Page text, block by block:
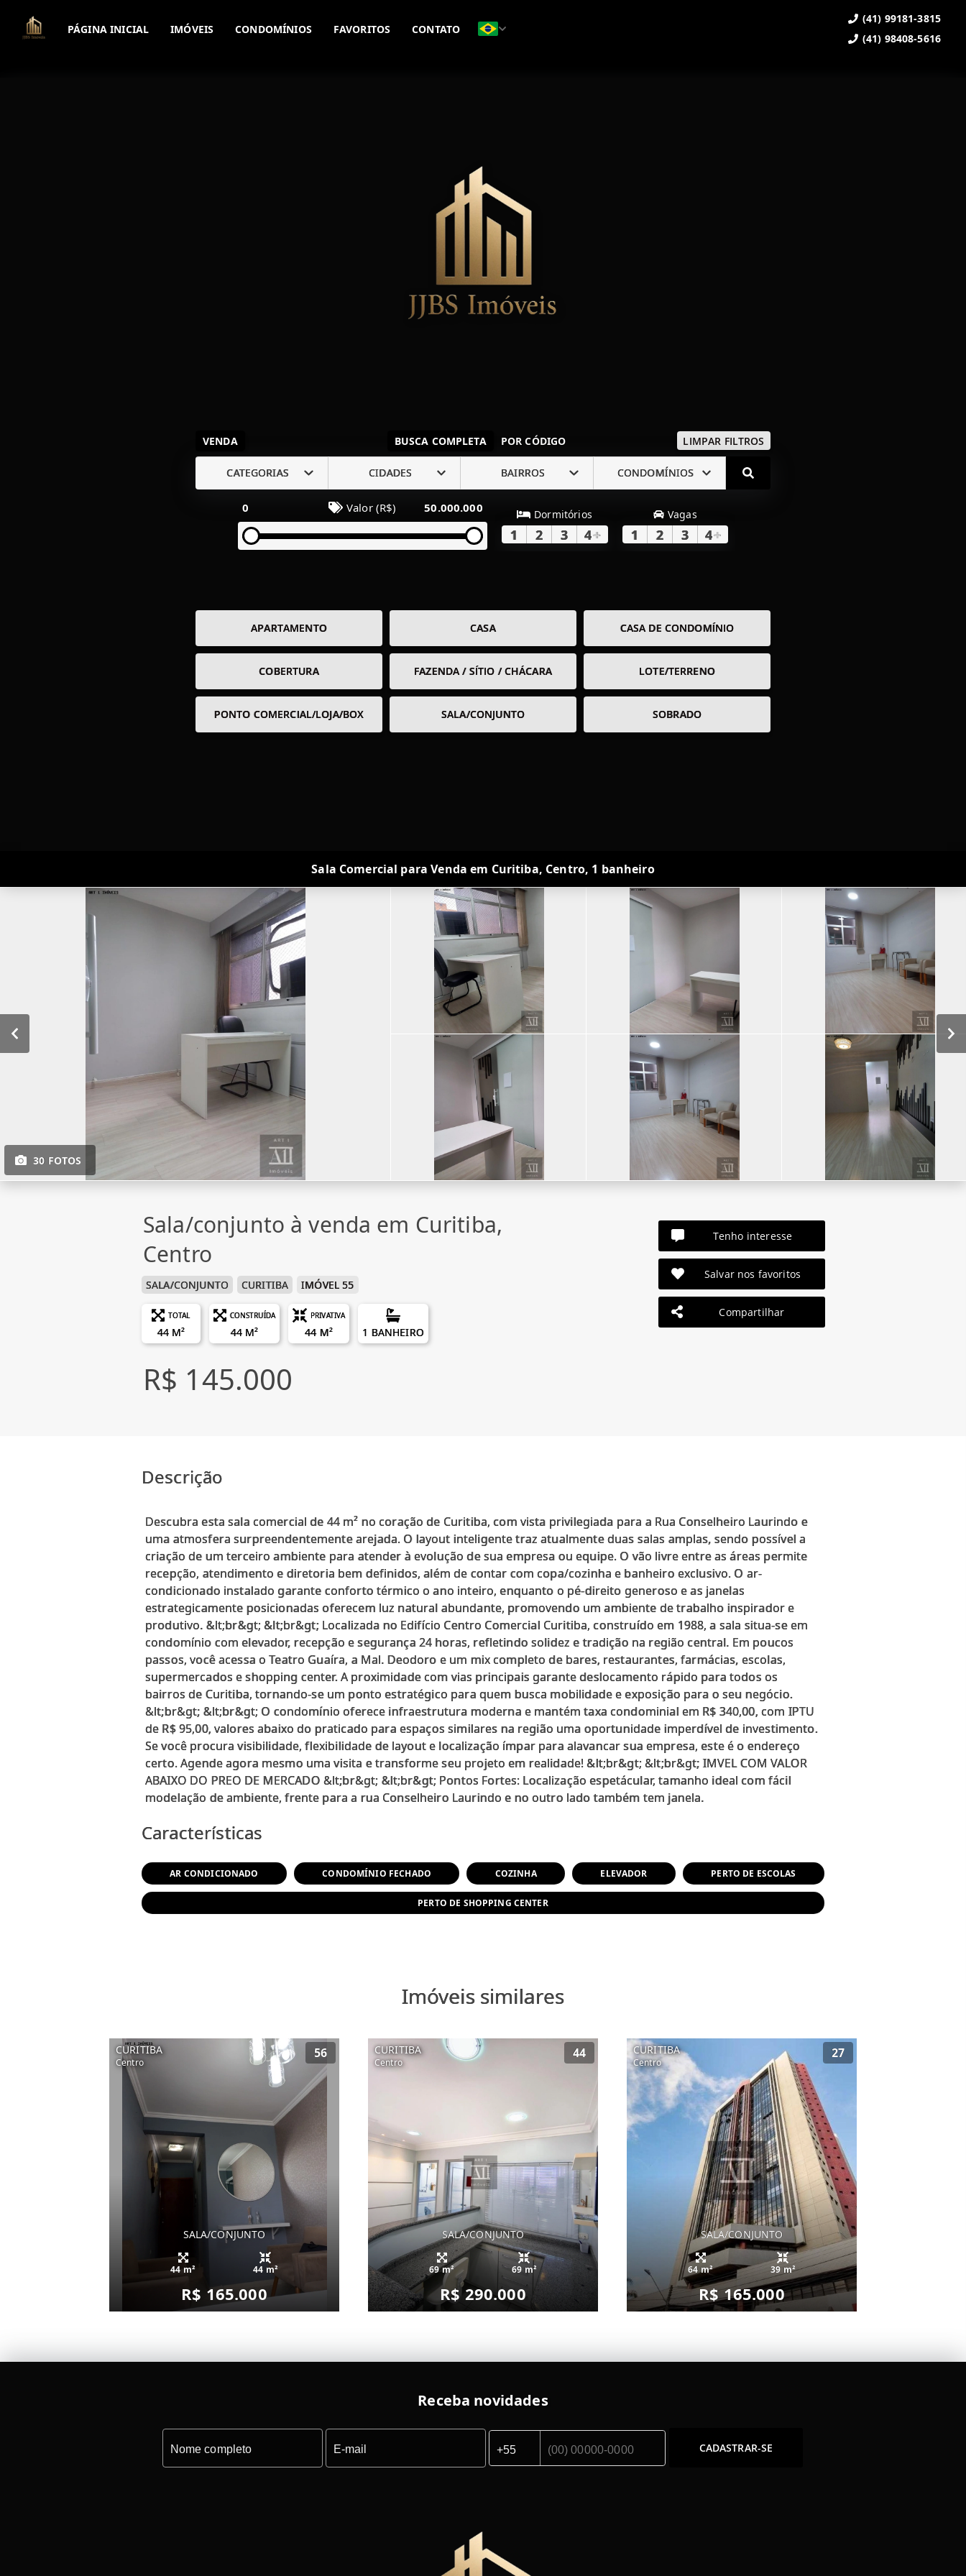
PÁGINA INICIAL IMÓVEIS CONDOMÍNIOS FAVORITOS CONTATO
(41) 99181-3815
(41) 98408-5616
VENDA BUSCA COMPLETA POR CÓDIGO LIMPAR FILTROS
CATEGORIAS CIDADES BAIRROS CONDOMÍNIOS
0 Valor (R$) 50.000.000 Dormitórios
1 2 3 4+
Vagas
1 2 3 4+
APARTAMENTO CASA CASA DE CONDOMÍNIO
COBERTURA FAZENDA / SÍTIO / CHÁCARA LOTE/TERRENO
PONTO COMERCIAL/LOJA/BOX SALA/CONJUNTO SOBRADO
Sala Comercial para Venda em Curitiba, Centro, 1 banheiro
30 FOTOS
Sala/conjunto à venda em Curitiba,
Centro
SALA/CONJUNTO CURITIBA IMÓVEL 55
TOTAL
44 M²
CONSTRUÍDA
44 M²
PRIVATIVA
44 M² 1 BANHEIRO
R$ 145.000
Tenho interesse
Salvar nos favoritos
Compartilhar
Descrição
Descubra esta sala comercial de 44 m² no coração de Curitiba, com vista privilegiada para a Rua Conselheiro Laurindo e
uma atmosfera surpreendentemente arejada. O layout inteligente traz atualmente duas salas amplas, sendo possível a
criação de um terceiro ambiente para atender à evolução de sua empresa ou equipe. O vão livre entre as áreas permite
recepção, atendimento e diretoria bem definidos, além de contar com copa/cozinha e banheiro exclusivo. O ar-
condicionado instalado garante conforto térmico o ano inteiro, enquanto o pé-direito generoso e as janelas
estrategicamente posicionadas oferecem luz natural abundante, promovendo um ambiente de trabalho inspirador e
produtivo. &lt;br&gt; &lt;br&gt; Localizada no Edifício Centro Comercial Curitiba, construído em 1988, a sala situa-se em
condomínio com elevador, recepção e segurança 24 horas, refletindo solidez e tradição na região central. Em poucos
passos, você acessa o Teatro Guaíra, a Mal. Deodoro e um mix completo de bares, restaurantes, farmácias, escolas,
supermercados e shopping center. A proximidade com vias principais garante deslocamento rápido para todos os
bairros de Curitiba, tornando-se um ponto estratégico para quem busca mobilidade e exposição para o seu negócio.
&lt;br&gt; &lt;br&gt; O condomínio oferece infraestrutura moderna e mantém taxa condominial em R$ 340,00, com IPTU
de R$ 95,00, valores abaixo do praticado para espaços similares na região uma oportunidade imperdível de investimento.
Se você procura visibilidade, flexibilidade de layout e localização ímpar para alavancar sua empresa, este é o endereço
certo. Agende agora mesmo uma visita e transforme seu projeto em realidade! &lt;br&gt; &lt;br&gt; IMVEL COM VALOR
ABAIXO DO PREO DE MERCADO &lt;br&gt; &lt;br&gt; Pontos Fortes: Localização espetácular, tamanho ideal com fácil
Características
AR CONDICIONADO CONDOMÍNIO FECHADO COZINHA ELEVADOR PERTO DE ESCOLAS
PERTO DE SHOPPING CENTER
Imóveis similares
CURITIBA
Centro
56
SALA/CONJUNTO
44 m² 44 m²
R$ 165.000
CURITIBA
Centro
44
SALA/CONJUNTO
69 m² 69 m²
R$ 290.000
CURITIBA
Centro
27
SALA/CONJUNTO
64 m² 39 m²
R$ 165.000
Receba novidades
CADASTRAR-SE